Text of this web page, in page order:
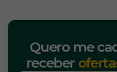
Quero me
receber